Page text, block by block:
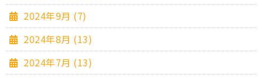
2024年9月 (7)
2024年8月 (13)
2024年7月 (13)